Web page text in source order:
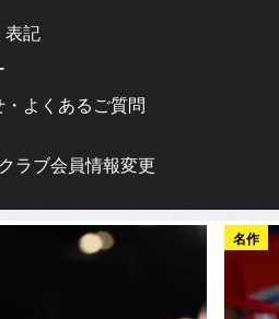
表記
よくあるご質問
ラブ会員情報変更
名作